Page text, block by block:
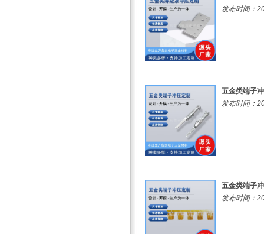
发布时间：
五金类端子
发布时间：
五金类端子
发布时间：